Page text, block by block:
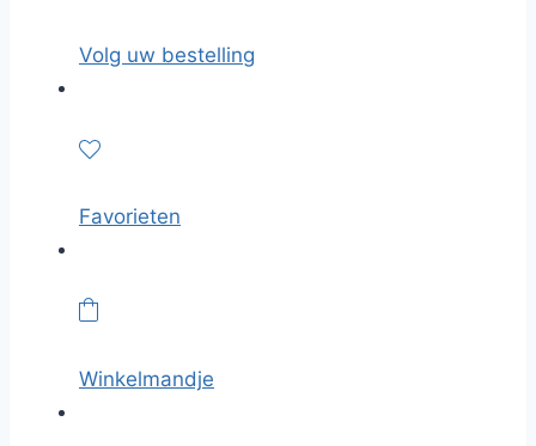
Volg uw bestelling
Favorieten
Winkelmandje